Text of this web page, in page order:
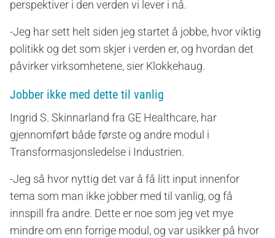
perspektiver i den verden vi lever i nå.
-Jeg har sett helt siden jeg startet å jobbe, hvor viktig
politikk og det som skjer i verden er, og hvordan det
påvirker virksomhetene, sier Klokkehaug.
Jobber ikke med dette til vanlig
Ingrid S. Skinnarland fra GE Healthcare, har
gjennomført både første og andre modul i
Transformasjonsledelse i Industrien.
-Jeg så hvor nyttig det var å få litt input innenfor
tema som man ikke jobber med til vanlig, og få
innspill fra andre. Dette er noe som jeg vet mye
mindre om enn forrige modul, og var usikker på hvor